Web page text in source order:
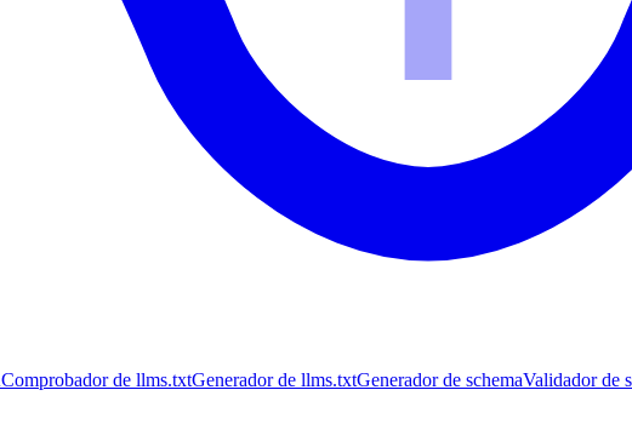
Comprobador de llms.txtGenerador de llms.txtGenerador de schemaValidador de